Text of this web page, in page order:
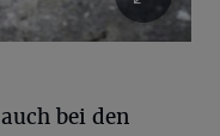
bei den